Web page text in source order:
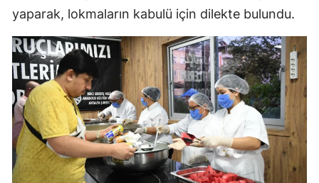
yaparak, lokmaların kabulü için dilekte bulundu.